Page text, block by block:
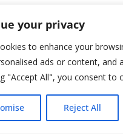
your privacy
to enhance your
ads or content, and
"Accept All", you consent to
Reject All
который
карри и
Человек, чья
стала